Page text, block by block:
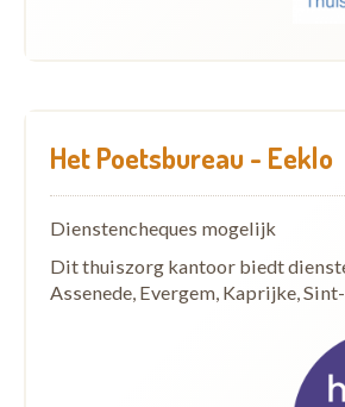
Het Poetsbureau - Eeklo
Dienstencheques mogelijk
Dit thuiszorg kantoor biedt
Assenede, Evergem, Kaprijke,